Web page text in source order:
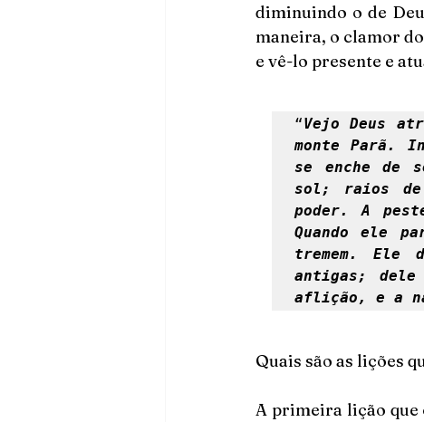
diminuindo o de
maneira, o clamor
e vê-lo presente e
“Vejo Deus
monte Parã.
se enche de
sol; raios de
poder. A
Quando ele
tremem. Ele
antigas; dele
aflição, e a
Quais são as lições
A primeira lição que